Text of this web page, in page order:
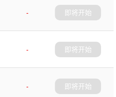
-
即将开始
-
即将开始
-
即将开始